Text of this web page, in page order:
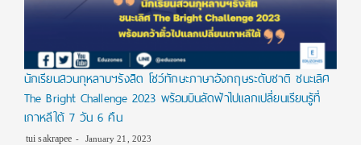
นักเรียนสวนกุหลาบฯรังสิต โชว์ทักษะภาษาอังกฤษระดับชาติ ชนะเลิศ
The Bright Challenge 2023 พร้อมบินลัดฟ้าไปแลกเปลี่ยนเรียนรู้ที่
เกาหลีใต้ 7 วัน 6 คืน
tui sakrapee January 21, 2023